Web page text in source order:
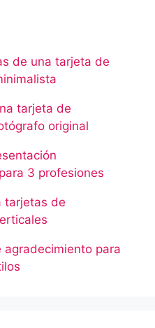
de una tarjeta de
tarjeta de
original
3 profesiones
tarjetas de
agradecimiento para